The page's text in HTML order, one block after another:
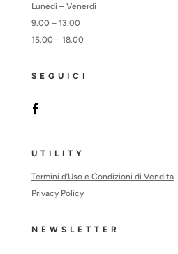
Lunedì – Venerdì
9.00 – 13.00
15.00 – 18.00
SEGUICI
UTILITY
Termini d’Uso e Condizioni di Vendita
Privacy Policy
NEWSLETTER